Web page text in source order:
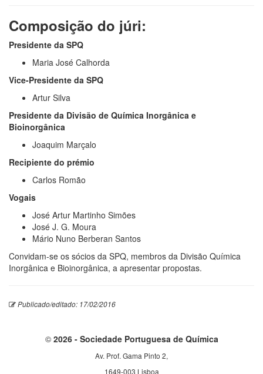
Composição do júri:
Presidente da SPQ
Maria José Calhorda
Vice-Presidente da SPQ
Artur Silva
Presidente da Divisão de Química Inorgânica e
Bioinorgânica
Joaquim Marçalo
Recipiente do prémio
Carlos Romão
Vogais
José Artur Martinho Simões
José J. G. Moura
Mário Nuno Berberan Santos
Convidam-se os sócios da SPQ, membros da Divisão Química
Inorgânica e Bioinorgânica, a apresentar propostas.
Publicado/editado: 17/02/2016
© 2026 - Sociedade Portuguesa de Química
Av. Prof. Gama Pinto 2,
1649-003 Lisboa